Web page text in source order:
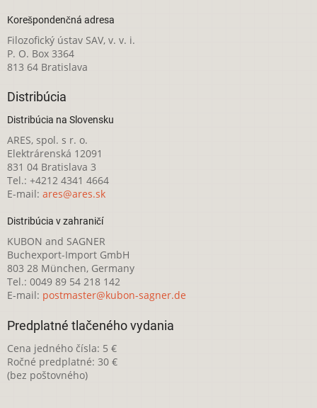
Korešpondenčná adresa
Filozofický ústav SAV, v. v. i.
P. O. Box 3364
813 64 Bratislava
Distribúcia
Distribúcia na Slovensku
ARES, spol. s r. o.
Elektrárenská 12091
831 04 Bratislava 3
Tel.: +4212 4341 4664
E-mail: ares@ares.sk
Distribúcia v zahraničí
KUBON and SAGNER
Buchexport-Import GmbH
803 28 München, Germany
Tel.: 0049 89 54 218 142
E-mail: postmaster@kubon-sagner.de
Predplatné tlačeného vydania
Cena jedného čísla: 5 €
Ročné predplatné: 30 €
(bez poštovného)